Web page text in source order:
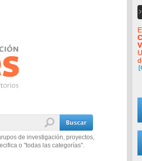
de investigación, proyectos,
o "todas las categorías".